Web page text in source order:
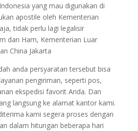
yang mau digunakan di
apostile oleh Kementerian
tidak perlu lagi legalisir
dan Ham, Kementerian Luar
China Jakarta
anda persyaratan tersebut bisa
pengiriman, seperti pos,
ekspedisi favorit Anda. Dan
langsung ke alamat kantor kami.
kami segera proses dengan
dalam hitungan beberapa hari